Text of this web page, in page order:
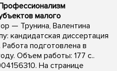
малого
— Трунина, Валентина
кандидатская диссертация
подготовлена в
Объем работы: 177 с..
На странице